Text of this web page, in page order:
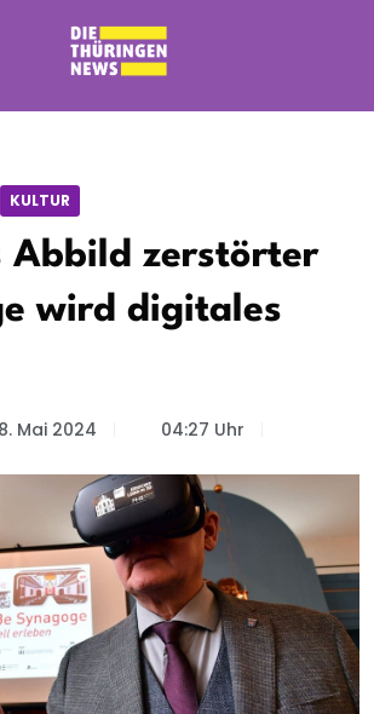
KULTUR
Abbild zerstörter
wird digitales
Mai 2024 04:27 Uhr